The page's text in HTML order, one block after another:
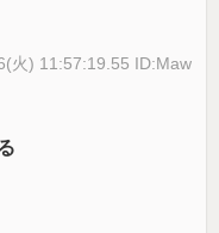
火) 11:57:19.55 ID:Maw